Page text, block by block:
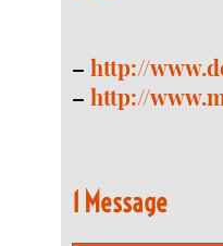
– http://
– http://
1 Message